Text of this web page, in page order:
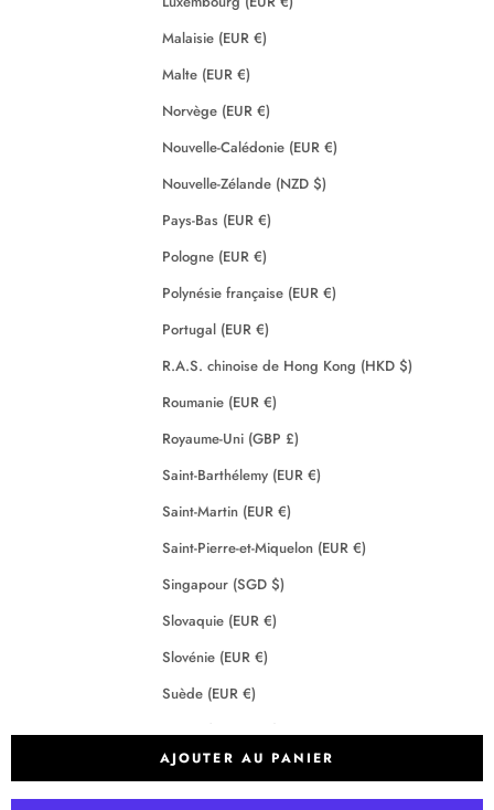
AJOUTER AU PANIER
Malaisie (EUR €)
Malte (EUR €)
Norvège (EUR €)
Nouvelle-Calédonie (EUR €)
Nouvelle-Zélande (NZD $)
Pays-Bas (EUR €)
Pologne (EUR €)
Polynésie française (EUR €)
Portugal (EUR €)
R.A.S. chinoise de Hong Kong (HKD $)
Roumanie (EUR €)
Royaume-Uni (GBP £)
Saint-Barthélemy (EUR €)
Saint-Martin (EUR €)
Saint-Pierre-et-Miquelon (EUR €)
Singapour (SGD $)
Slovaquie (EUR €)
Slovénie (EUR €)
Suède (EUR €)
Suisse (CHF CHF)
Tchéquie (EUR €)
Terres australes françaises (EUR €)